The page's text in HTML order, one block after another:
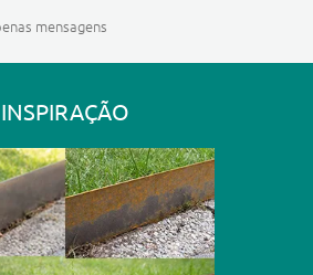
mensagens
INSPIRAÇÃO